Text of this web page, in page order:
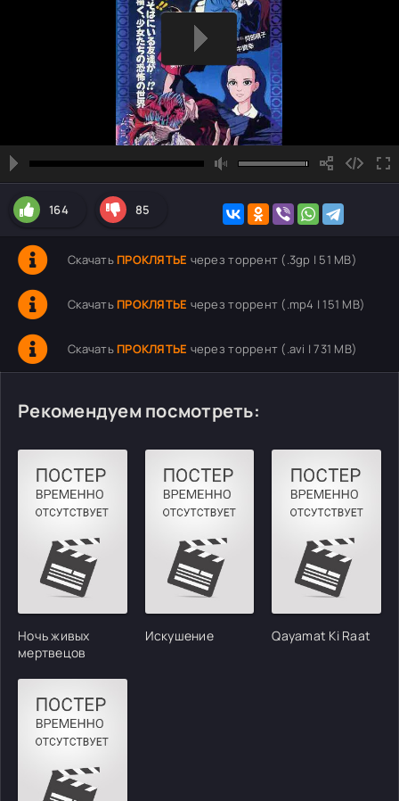
164 85
Скачать ПРОКЛЯТЬЕ через торрент (.3gp | 51 MB)
Скачать ПРОКЛЯТЬЕ через торрент (.mp4 | 151 MB)
Скачать ПРОКЛЯТЬЕ через торрент (.avi | 731 MB)
Рекомендуем посмотреть:
Ночь живых
мертвецов
Искушение Qayamat Ki Raat